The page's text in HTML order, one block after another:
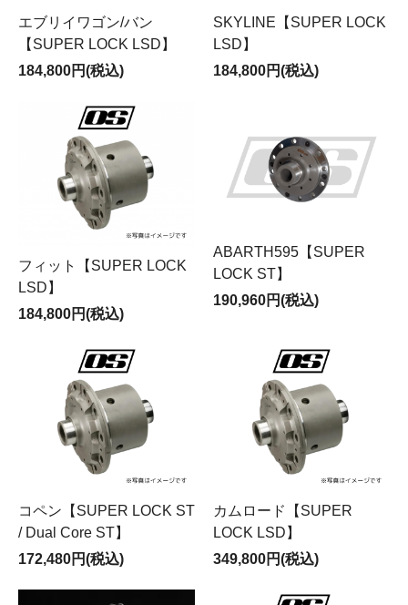
エブリイワゴン/バン
【SUPER LOCK LSD】
184,800円(税込)
SKYLINE【SUPER LOCK
LSD】
184,800円(税込)
フィット【SUPER LOCK
LSD】
184,800円(税込)
ABARTH595【SUPER
LOCK ST】
190,960円(税込)
コペン【SUPER LOCK ST
/ Dual Core ST】
172,480円(税込)
カムロード【SUPER
LOCK LSD】
349,800円(税込)